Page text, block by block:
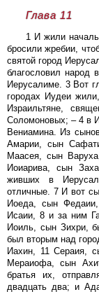
Глава 11
1 И жили
бросили жребии,
святой город
благословил народ
Иерусалиме. 3 Вот
городах Иудеи
Израильтяне,
Соломоновых; – 4 в
Вениамина. Из
Амарии, сын
Маасея, сын
Иоиарива, сын
живших в
отличные. 7 И вот
Иоеда, сын
Исаии, 8 и за ним
Иоиль, сын Зихри,
был вторым над
Иахин, 11 Сераия,
Мераиофа, сын
братья их,
двадцать два; и